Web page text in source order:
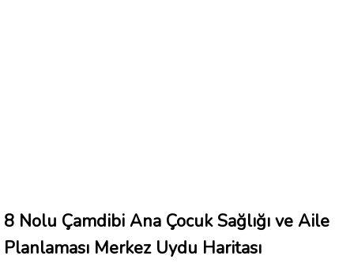
8 Nolu Çamdibi Ana Çocuk Sağlığı ve Aile
Planlaması Merkez Uydu Haritası